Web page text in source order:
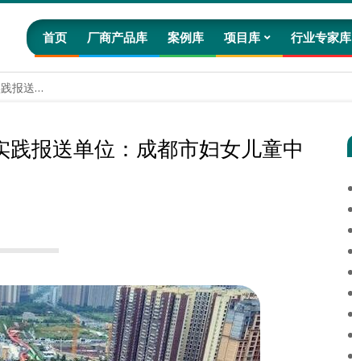
首页 厂商产品库 案例库 项目库 行业专家库
AI大模型在妇科日间手术专科门诊全流程应用实践报送单位：成都市妇女儿童中心
报送单位：成都市妇女儿童中